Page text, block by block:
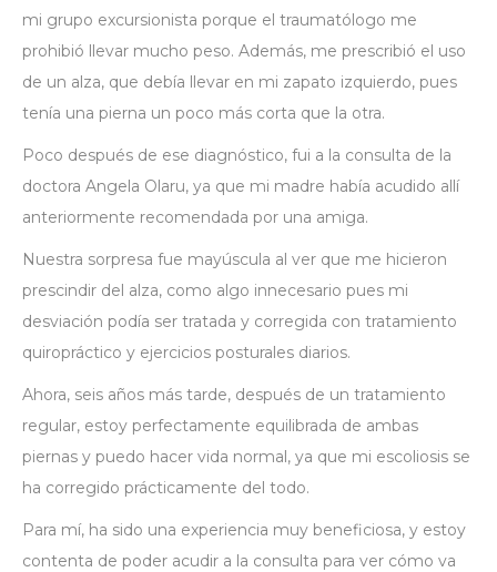
mi grupo excursionista porque el traumatólogo me
prohibió llevar mucho peso. Además, me prescribió el uso
de un alza, que debía llevar en mi zapato izquierdo, pues
tenía una pierna un poco más corta que la otra.
Poco después de ese diagnóstico, fui a la consulta de la
doctora Angela Olaru, ya que mi madre había acudido allí
anteriormente recomendada por una amiga.
Nuestra sorpresa fue mayúscula al ver que me hicieron
prescindir del alza, como algo innecesario pues mi
desviación podía ser tratada y corregida con tratamiento
quiropráctico y ejercicios posturales diarios.
Ahora, seis años más tarde, después de un tratamiento
regular, estoy perfectamente equilibrada de ambas
piernas y puedo hacer vida normal, ya que mi escoliosis se
ha corregido prácticamente del todo.
Para mí, ha sido una experiencia muy beneficiosa, y estoy
contenta de poder acudir a la consulta para ver cómo va